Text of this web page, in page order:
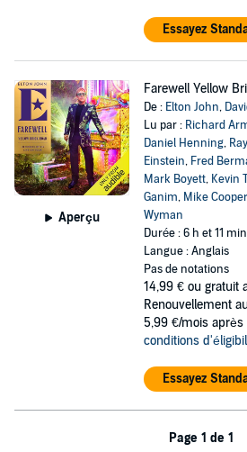
Essayez
Aperçu
Farewell Yellow
De : Elton John,
Lu par : Richard
Daniel Henning,
Einstein, Fred
Mark Boyett, Kevin
Ganim, Mike Cooper
Wyman
Durée : 6 h et 11 min
Langue : Anglais
Pas de notations
14,99 € ou gratuit
Renouvellement
5,99 €/mois après
conditions
Essayez
Page 1 de 1